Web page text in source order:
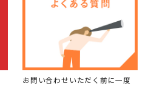
お問い合わせいただく前に一度